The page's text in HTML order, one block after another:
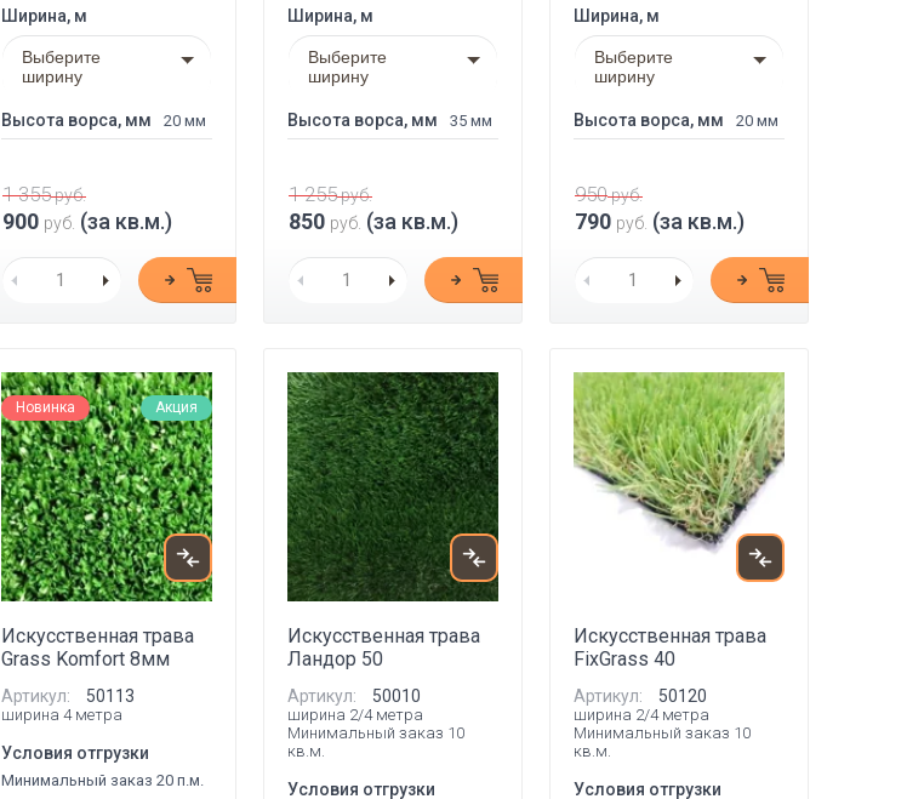
Ширина, м
Выберите
ширину
Высота ворса, мм 20 мм
1 355руб.
900 руб. (за кв.м.)
Ширина, м
Выберите
ширину
Высота ворса, мм 35 мм
1 255руб.
850 руб. (за кв.м.)
Ширина, м
Выберите
ширину
Высота ворса, мм 20 мм
950руб.
790 руб. (за кв.м.)
Новинка Акция
Искусственная трава
Grass Komfort 8мм
Артикул: 50113
ширина 4 метра
Условия отгрузки
Минимальный заказ 20 п.м.
Искусственная трава
Ландор 50
Артикул: 50010
ширина 2/4 метра
Минимальный заказ 10
кв.м.
Условия отгрузки
Искусственная трава
FixGrass 40
Артикул: 50120
ширина 2/4 метра
Минимальный заказ 10
кв.м.
Условия отгрузки